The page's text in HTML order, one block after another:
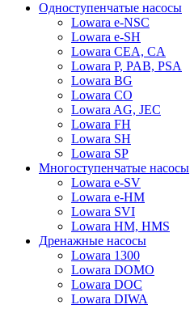
Одноступенчатые насосы
Lowara e-NSC
Lowara e-SH
Lowara CEA, CA
Lowara P, PAB, PSA
Lowara BG
Lowara CO
Lowara AG, JEC
Lowara FH
Lowara SH
Lowara SP
Многоступенчатые насосы
Lowara e-SV
Lowara e-HM
Lowara SVI
Lowara HM, HMS
Дренажные насосы
Lowara 1300
Lowara DOMO
Lowara DOC
Lowara DIWA